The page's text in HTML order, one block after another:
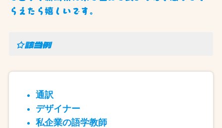
らえたら嬉しいです。
☆該当例
通訳
デザイナー
私企業の語学教師